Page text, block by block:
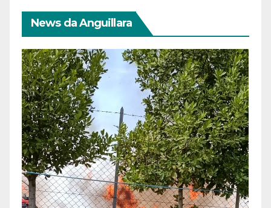
News da Anguillara